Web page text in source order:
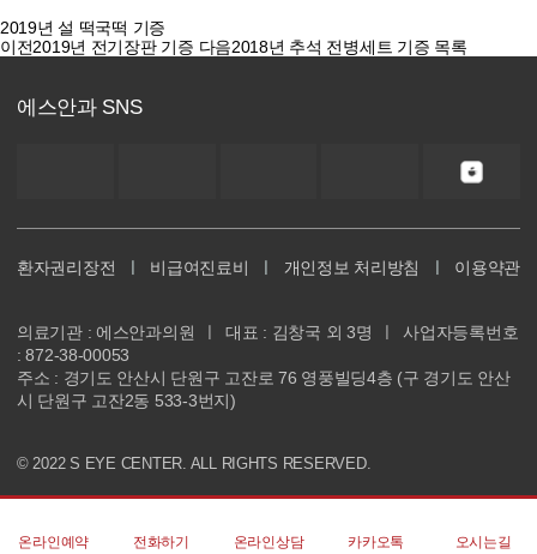
2019년 설 떡국떡 기증
이전2019년 전기장판 기증 다음2018년 추석 전병세트 기증 목록
에스안과 SNS
환자권리장전 비급여진료비 개인정보 처리방침 이용약관
의료기관 : 에스안과의원 대표 : 김창국 외 3명
사업자등록번호
: 872-38-00053
주소 : 경기도 안산시 단원구 고잔로 76 영풍빌딩4층 (구 경기도 안산
시 단원구 고잔2동 533-3번지)
© 2022 S EYE CENTER. ALL RIGHTS RESERVED.
온라인예약 전화하기 온라인상담 카카오톡 오시는길